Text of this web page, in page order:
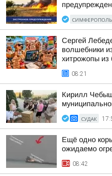
СИМФЕРОПОЛЬ
Сергей
волшебники
хитрожопы из
08:21
Кирилл
СУДАК
Ещё одно
ожидаемо
08:42